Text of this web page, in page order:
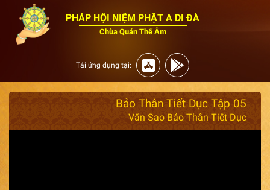
PHÁP HỘI NIỆM PHẬT A DI ĐÀ
Chùa Quán Thế Âm
Tải ứng dụng tại:
Bảo Thân Tiết Dục Tập 05
Văn Sao Bảo Thân Tiết Dục